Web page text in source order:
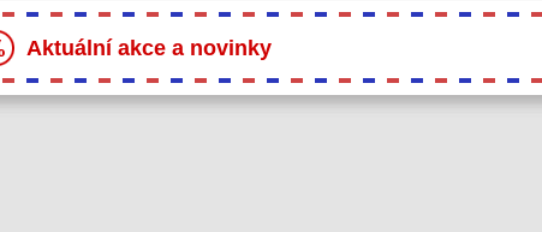
Aktuální akce a novinky